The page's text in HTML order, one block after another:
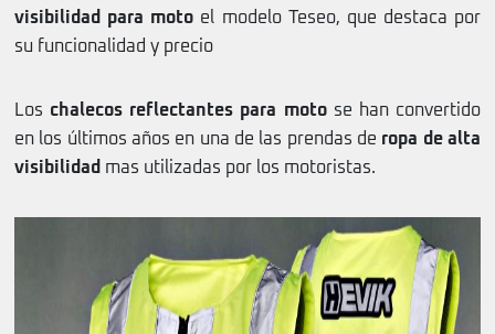
visibilidad para moto el modelo Teseo, que destaca por
su funcionalidad y precio
Los chalecos reflectantes para motose han convertido
en los últimos años en una de las prendas de ropa de alta
visibilidad mas utilizadas por los motoristas.